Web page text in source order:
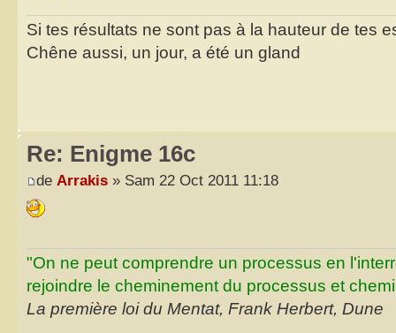
Si tes résultats ne sont pas à la hauteur de tes
Chêne aussi, un jour, a été un gland
Re: Enigme 16c
de Arrakis » Sam 22 Oct 2011 11:18
"On ne peut comprendre un processus en
rejoindre le cheminement du processus et
La première loi du Mentat, Frank Herbert, Dune